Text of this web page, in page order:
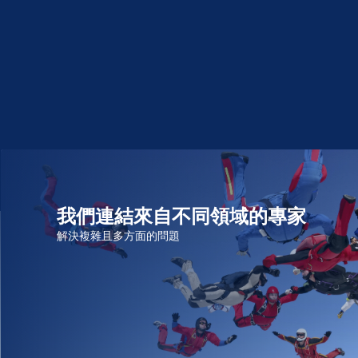
我們連結來自不同領域的專家
解決複雜且多方面的問題